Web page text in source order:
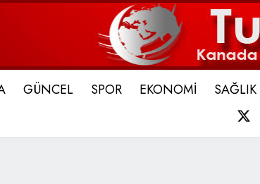
GÜNCEL SPOR EKONOMİ SAĞLIK